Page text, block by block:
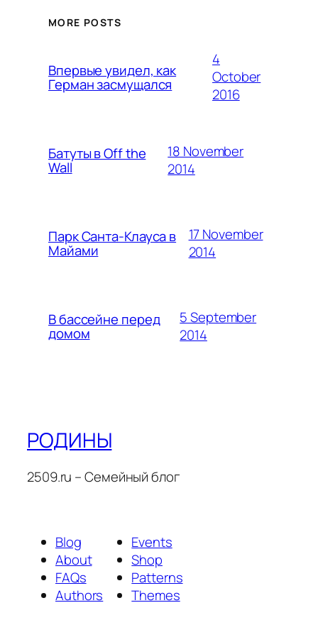
MORE POSTS
Впервые увидел, как
Герман засмущался
4
October
2016
Батуты в Off the
Wall
18 November
2014
Парк Санта-Клауса в
Майами
17 November
2014
В бассейне перед
домом
5 September
2014
РОДИНЫ
2509.ru – Семейный блог
Blog
About
FAQs
Authors
Events
Shop
Patterns
Themes